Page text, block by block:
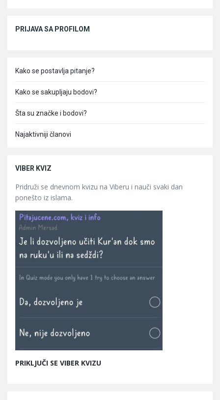
PRIJAVA SA PROFILOM
Kako se postavlja pitanje?
Kako se sakupljaju bodovi?
Šta su značke i bodovi?
Najaktivniji članovi
VIBER KVIZ
Pridruži se dnevnom kvizu na Viberu i nauči svaki dan
ponešto iz islama.
PRIKLJUČI SE VIBER KVIZU